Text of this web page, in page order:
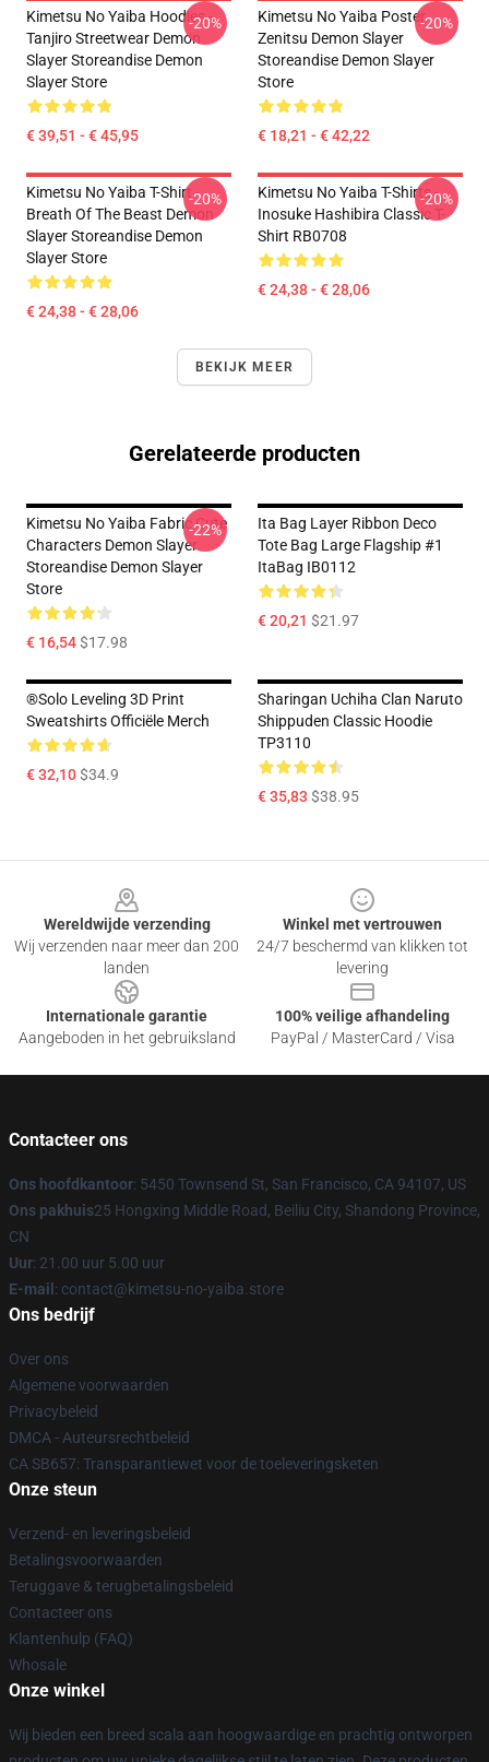
Kimetsu No Yaiba Hoodies -
Tanjiro Streetwear Demon
Slayer Storeandise Demon
Slayer Store
€ 39,51 - € 45,95
-20%
Kimetsu No Yaiba Poster
Zenitsu Demon Slayer
Storeandise Demon Slayer
Store
€ 18,21 - € 42,22
-20%
Kimetsu No Yaiba T-Shirt -
Breath Of The Beast Demon
Slayer Storeandise Demon
Slayer Store
€ 24,38 - € 28,06
-20%
Kimetsu No Yaiba T-Shirts -
Inosuke Hashibira Classic T-
Shirt RB0708
€ 24,38 - € 28,06
-20%
BEKIJK MEER
Gerelateerde producten
Kimetsu No Yaiba Fabric Cute
Characters Demon Slayer
Storeandise Demon Slayer
Store
€ 16,54$17.98
-22%
Ita Bag Layer Ribbon Deco
Tote Bag Large Flagship #1
ItaBag IB0112
€ 20,21 $21.97
®Solo Leveling 3D Print
Sweatshirts Officiële Merch
€ 32,10$34.9
Sharingan Uchiha Clan Naruto
Shippuden Classic Hoodie
TP3110
€ 35,83 $38.95
Wereldwijde verzending
Wij verzenden naar meer dan 200
landen
Winkel met vertrouwen
24/7 beschermd van klikken tot
levering
Internationale garantie
Aangeboden in het gebruiksland
100% veilige afhandeling
PayPal / MasterCard / Visa
Contacteer ons
Ons hoofdkantoor: 5450 Townsend St, San Francisco, CA 94107, US
Ons pakhuis25 Hongxing Middle Road, Beiliu City, Shandong Province,
CN
Uur: 21.00 uur 5.00 uur
E-mail : contact@kimetsu-no-yaiba.store
Ons bedrijf
Over ons
Algemene voorwaarden
Privacybeleid
DMCA - Auteursrechtbeleid
CA SB657: Transparantiewet voor de toeleveringsketen
Onze steun
Verzend- en leveringsbeleid
Betalingsvoorwaarden
Teruggave & terugbetalingsbeleid
Contacteer ons
Klantenhulp (FAQ)
Whosale
Onze winkel
Wij bieden een breed scala aan hoogwaardige en prachtig ontworpen